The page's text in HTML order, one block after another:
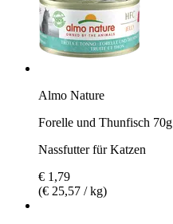
Almo Nature
Forelle und Thunfisch 70g
Nassfutter für Katzen
€ 1,79
(€ 25,57 / kg)